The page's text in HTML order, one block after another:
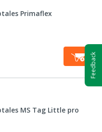
Primaflex
MS Tag Little pro
Feedback